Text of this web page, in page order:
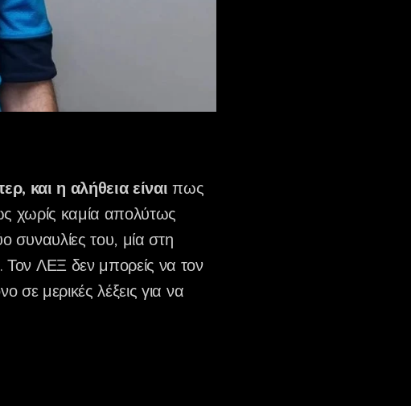
και η αλήθεια είναι πως
χωρίς καμία απολύτως
του, μία στη
. Τον ΛΕΞ δεν μπορείς να τον
σε μερικές λέξεις για να